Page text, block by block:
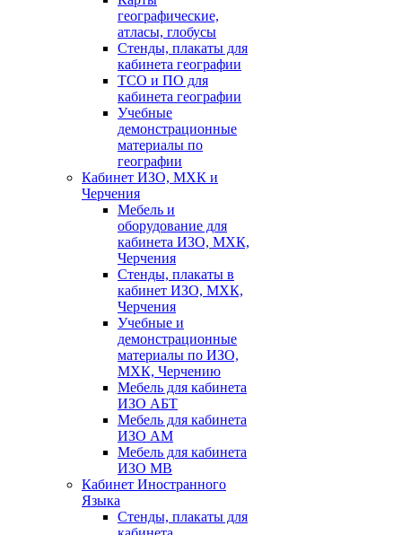
географические,
атласы, глобусы
Стенды, плакаты для
кабинета географии
ТСО и ПО для
кабинета географии
Учебные
демонстрационные
материалы по
географии
Кабинет ИЗО, МХК и
Черчения
Мебель и
оборудование для
кабинета ИЗО, МХК,
Черчения
Стенды, плакаты в
кабинет ИЗО, МХК,
Черчения
Учебные и
демонстрационные
материалы по ИЗО,
МХК, Черчению
Мебель для кабинета
ИЗО АБТ
Мебель для кабинета
ИЗО АМ
Мебель для кабинета
ИЗО МВ
Кабинет Иностранного
Языка
Стенды, плакаты для